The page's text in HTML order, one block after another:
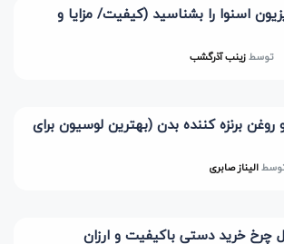
اسنوا را بشناسید (کیفیت/ مزایا و
توسطزینب آذرگشب
برنزه کننده بدن (بهترین لوسیون برای
الیناز صابری
:10 مدل چرخ خرید دستی باکیفیت و ارزان